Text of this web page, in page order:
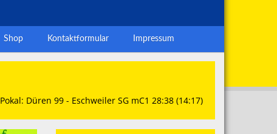
Shop Kontaktformular Impressum
Pokal: Düren 99 - Eschweiler SG mC1 28:38 (14:17)